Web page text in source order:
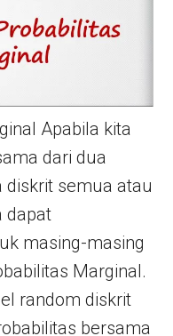
Apabila kita
dari dua
diskrit semua atau
dapat
masing-masing
Marginal.
random diskrit
bersama